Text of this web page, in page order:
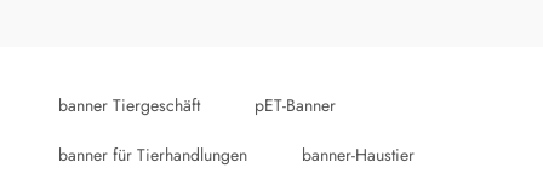
banner Tiergeschäft pET-Banner
banner für Tierhandlungen banner-Haustier